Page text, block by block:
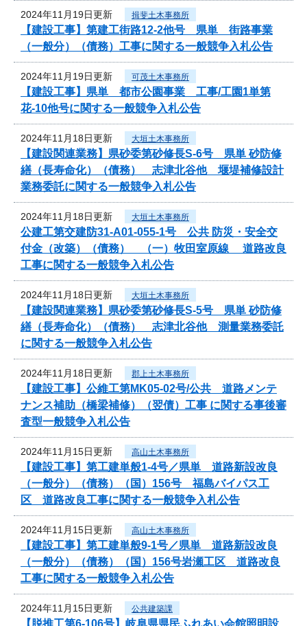
2024年11月19日更新 揖斐土木事務所
【建設工事】第建工街路12-2他号 県単 街路事業
（一般分）（債務）工事に関する一般競争入札公告
2024年11月19日更新 可茂土木事務所
【建設工事】県単 都市公園事業 工事/工園1単第
花-10他号に関する一般競争入札公告
2024年11月18日更新 大垣土木事務所
【建設関連業務】県砂委第砂修長S-6号 県単 砂防修
繕（長寿命化）（債務） 志津北谷他 堰堤補修設計
業務委託に関する一般競争入札公告
2024年11月18日更新 大垣土木事務所
公建工第交建防31-A01-055-1号 公共 防災・安全交
付金（改築）（債務） （一）牧田室原線 道路改良
工事に関する一般競争入札公告
2024年11月18日更新 大垣土木事務所
【建設関連業務】県砂委第砂修長S-5号 県単 砂防修
繕（長寿命化）（債務） 志津北谷他 測量業務委託
に関する一般競争入札公告
2024年11月18日更新 郡上土木事務所
【建設工事】公維工第MK05-02号/公共 道路メンテ
ナンス補助（橋梁補修）（翌債）工事 に関する事後審
査型一般競争入札公告
2024年11月15日更新 高山土木事務所
【建設工事】第工建単般1-4号／県単 道路新設改良
（一般分）（債務）（国）156号 福島バイパス工
区 道路改良工事に関する一般競争入札公告
2024年11月15日更新 高山土木事務所
【建設工事】第工建単般9-1号／県単 道路新設改良
（一般分）（債務）（国）156号岩瀬工区 道路改良
工事に関する一般競争入札公告
2024年11月15日更新 公共建築課
【脱推工第6-106号】岐阜県県民ふれあい会館照明設